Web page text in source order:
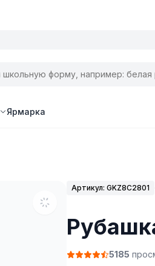
Ярмарка
Артикул: GKZ8C2801
5185